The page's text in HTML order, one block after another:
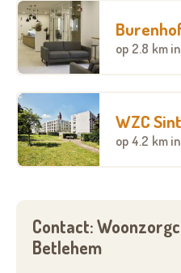
op 2.8 km
WZC
op 4.2 km
Contact:
Betlehem